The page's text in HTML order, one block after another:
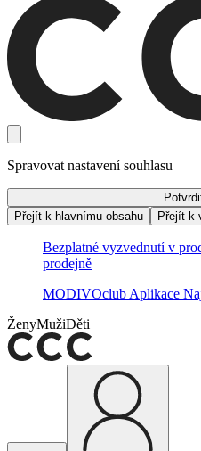
Spravovat nastavení souhlasu
Přejít k hlavnímu obsahu
Přejít k
Bezplatné vyzvednutí v
prodejně
MODIVOclub Aplikace
ŽenyMužiDěti